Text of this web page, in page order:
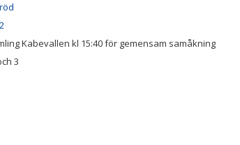
Kabevallen kl 15:40 för gemensam samåkning
3